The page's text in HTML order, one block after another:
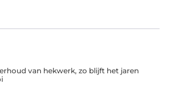
van hekwerk, zo blijft het jaren